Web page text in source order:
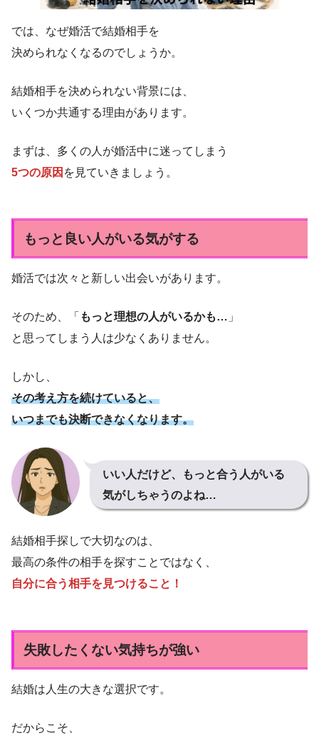
では、なぜ婚活で結婚相手を
決められなくなるのでしょうか。
結婚相手を決められない背景には、
いくつか共通する理由があります。
まずは、多くの人が婚活中に迷ってしまう
5つの原因 を見ていきましょう。
もっと良い人がいる気がする
婚活では次々と新しい出会いがあります。
そのため、「 もっと理想の人がいるかも… 」
と思ってしまう人は少なくありません。
しかし、
その考え方を続けていると、
いつまでも決断できなくなります。
いい人だけど、もっと合う人がいる
気がしちゃうのよね…
結婚相手探しで大切なのは、
最高の条件の相手を探すことではなく、
自分に合う相手を見つけること！
失敗したくない気持ちが強い
結婚は人生の大きな選択です。
だからこそ、